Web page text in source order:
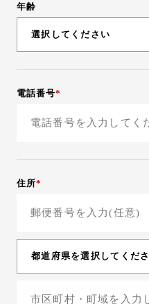
年齢
選択してください
20才未満
20~29才
30~39才
電話番号
住所
都道府県を選択してください